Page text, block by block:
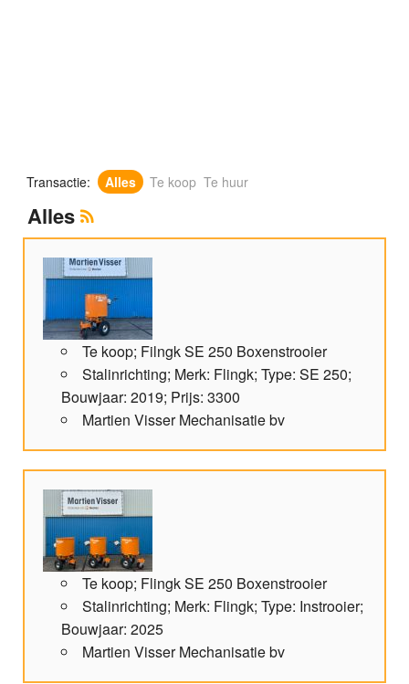
Transactie: Alles Te koop Te huur
Alles
Te koop; Filngk SE 250 Boxenstrooier
Stalinrichting; Merk: Flingk; Type: SE 250;
Bouwjaar: 2019; Prijs: 3300
Martien Visser Mechanisatie bv
Te koop; Flingk SE 250 Boxenstrooier
Stalinrichting; Merk: Flingk; Type: Instrooier;
Bouwjaar: 2025
Martien Visser Mechanisatie bv